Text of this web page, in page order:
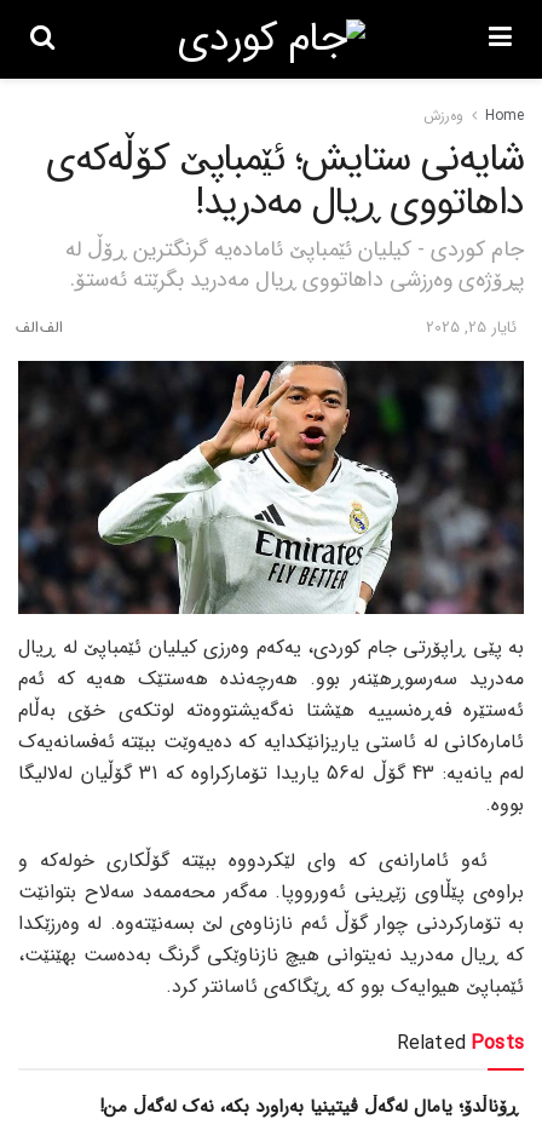
Home وەرزش
شایەنی ستایش؛ ئێمباپێ کۆڵەکەی
داهاتووی ڕیال مەدرید!
جام کوردی - کیلیان ئێمباپێ ئامادەیە گرنگترین ڕۆڵ لە
پڕۆژەی وەرزشی داهاتووی ڕیال مەدرید بگرێتە ئەستۆ.
ئایار 25, 2025
بە پێی ڕاپۆرتی جام کوردی، یەکەم وەرزی کیلیان ئێمباپێ لە ڕیال
مەدرید سەرسوڕهێنەر بوو. هەرچەندە هەستێک هەیە کە ئەم
ئەستێرە فەڕەنسییە هێشتا نەگەیشتووەتە لوتکەی خۆی بەڵام
ئامارەکانی لە ئاستی یاریزانێکدایە کە دەیەوێت ببێتە ئەفسانەیەک
لەم یانەیە: 43 گۆڵ لە56 یاریدا تۆمارکراوە کە 31 گۆڵیان لەلالیگا
بووە.
ئەو ئامارانەی کە وای لێکردووە ببێتە گۆڵکاری خولەکە و
براوەی پێڵاوی زێڕینی ئەورووپا. مەگەر محەممەد سەلاح بتوانێت
بە تۆمارکردنی چوار گۆڵ ئەم نازناوەی لێ بسەنێتەوە. لە وەرزێکدا
کە ڕیال مەدرید نەیتوانی هیچ نازناوێکی گرنگ بەدەست بهێنێت،
ئێمباپێ هیوایەک بوو کە ڕێگاکەی ئاسانتر کرد.
Related Posts
ڕۆناڵدۆ؛ یامال لەگەڵ ڤیتینیا بەراورد بکە، نەک لەگەڵ من!